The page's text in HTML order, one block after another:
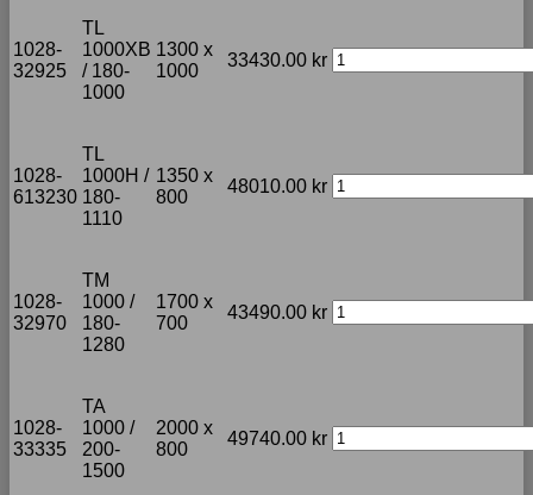
1028-
32925
TL
1000XB
/ 180-
1000
1300 x
1000
33430.00 kr
1028-
613230
TL
1000H /
180-
1110
1350 x
800
48010.00 kr
1028-
32970
TM
1000 /
180-
1280
1700 x
700
43490.00 kr
1028-
33335
TA
1000 /
200-
1500
2000 x
800
49740.00 kr